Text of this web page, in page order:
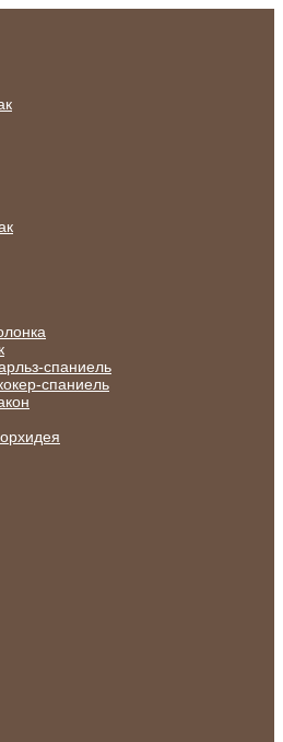
спаниель
спаниель